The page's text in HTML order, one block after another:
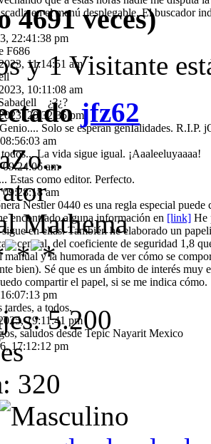
en el menú desplegable. El buscador
22:41:38 pm
F686
11:14:51 am
10:11:08 am
¿?¿?
20:32:35 pm
Solo se esperan genIalidades. R.I.P.
am
La vida sigue igual. ¡Aaaleeluyaaaa!
am
Estas como editor. Perfecto.
am
Nestler 0440 es una regla especial
encontrado alguna información en [link] He
sigue en ellas. También he elaborado un
central, del coeficiente de seguridad 1,8
manual y la humorada de ver cómo se
bien). Sé que es un ámbito de interés
compartir el papel, si se me indica cómo.
pm
tardes, a todos.
19:11:41 pm
saludos desde Tepic Nayarit Mexico
17:12:12 pm
veces)
y 1 Visitante
jfz62
Mathema
5.200
320